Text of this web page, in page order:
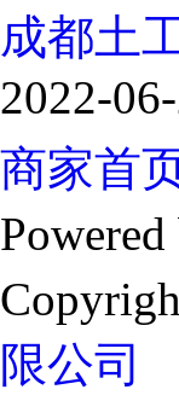
成都土
2022-
商家首
限公司